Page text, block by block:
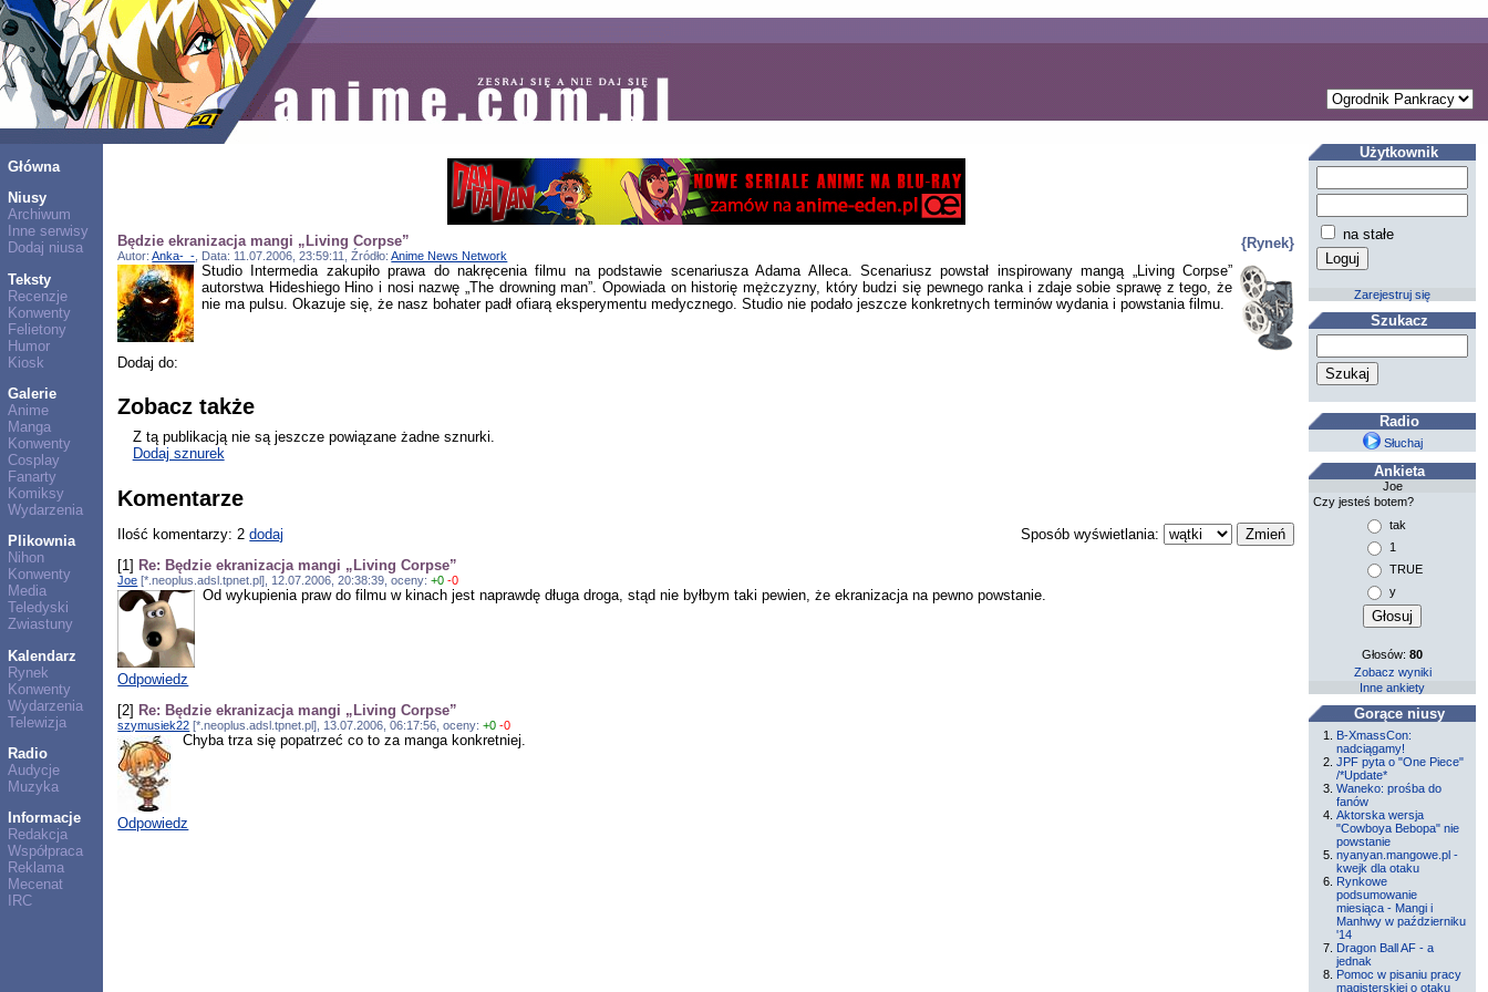
Główna
Niusy
Archiwum
Inne serwisy
Dodaj niusa
Teksty
Recenzje
Konwenty
Felietony
Humor
Kiosk
Galerie
Anime
Manga
Konwenty
Cosplay
Fanarty
Komiksy
Wydarzenia
Plikownia
Nihon
Konwenty
Media
Teledyski
Zwiastuny
Kalendarz
Rynek
Konwenty
Wydarzenia
Telewizja
Radio
Audycje
Muzyka
Informacje
Redakcja
Współpraca
Reklama
Mecenat
IRC
{Rynek}
Będzie ekranizacja mangi „Living Corpse”
Autor:Anka-_- , Data: 11.07.2006, 23:59:11, Źródło:Anime News Network
Studio Intermedia zakupiło prawa do nakręcenia filmu na podstawie scenariusza Adama Alleca. Scenariusz powstał inspirowany mangą „Living Corpse”
autorstwa Hideshiego Hino i nosi nazwę „The drowning man”. Opowiada on historię mężczyzny, który budzi się pewnego ranka i zdaje sobie sprawę z tego, że
nie ma pulsu. Okazuje się, że nasz bohater padł ofiarą eksperymentu medycznego. Studio nie podało jeszcze konkretnych terminów wydania i powstania filmu.
Dodaj do:
Zobacz także
Z tą publikacją nie są jeszcze powiązane żadne sznurki.
Dodaj sznurek
Komentarze
Sposób wyświetlania:
Ilość komentarzy: 2dodaj
[1] Re: Będzie ekranizacja mangi „Living Corpse”
Joe [*.neoplus.adsl.tpnet.pl], 12.07.2006, 20:38:39, oceny:+0 -0
Od wykupienia praw do filmu w kinach jest naprawdę długa droga, stąd nie byłbym taki pewien, że ekranizacja na pewno powstanie.
Odpowiedz
[2] Re: Będzie ekranizacja mangi „Living Corpse”
szymusiek22 [*.neoplus.adsl.tpnet.pl], 13.07.2006, 06:17:56, oceny:+0 -0
Chyba trza się popatrzeć co to za manga konkretniej.
Odpowiedz
Użytkownik
na stałe
Zarejestruj się
Szukacz
Radio
Słuchaj
Ankieta
Joe
Czy jesteś botem?
tak
1
TRUE
y
Głosów:80
Zobacz wyniki
Inne ankiety
Gorące niusy
B-XmassCon:
nadciągamy!
JPF pyta o "One Piece"
/*Update*
Waneko: prośba do
fanów
Aktorska wersja
"Cowboya Bebopa" nie
powstanie
nyanyan.mangowe.pl -
kwejk dla otaku
Rynkowe
podsumowanie
miesiąca - Mangi i
Manhwy w październiku
'14
Dragon Ball AF - a
jednak
Pomoc w pisaniu pracy
magisterskiej o otaku